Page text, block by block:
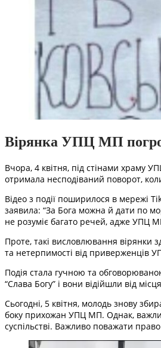
Вірянка УПЦ МП
Вчора, 4 квітня, під стінами храму
отримала несподіваний поворот,
Відео з події поширилося в мережі
заявила: “За Бога можна й дати по
не розуміє багато речей, адже УПЦ
Проте, такі висловлювання вірянки
та нетерпимості від приверженців
Подія стала гучною та
“Слава Богу” і вони відійшли від
Сьогодні, 5 квітня, молодь знову
боку прихожан УПЦ МП. Однак,
суспільстві. Важливо поважати